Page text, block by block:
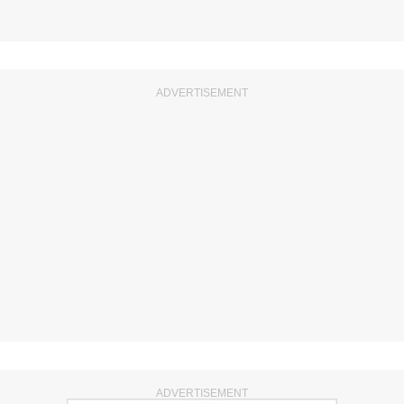
ADVERTISEMENT
ADVERTISEMENT